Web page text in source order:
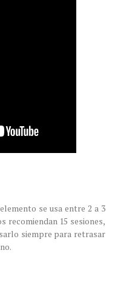
se usa entre 2 a 3
recomiendan 15 sesiones,
siempre para retrasar